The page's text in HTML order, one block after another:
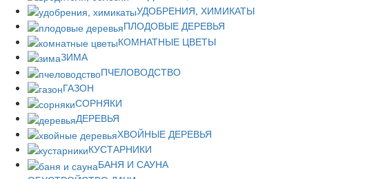
УДОБРЕНИЯ, ХИМИКАТЫ
ПЛОДОВЫЕ ДЕРЕВЬЯ
КОМНАТНЫЕ ЦВЕТЫ
ЗИМА
ПЧЕЛОВОДСТВО
ГАЗОН
СОРНЯКИ
ДЕРЕВЬЯ
ХВОЙНЫЕ ДЕРЕВЬЯ
КУСТАРНИКИ
БАНЯ И САУНА